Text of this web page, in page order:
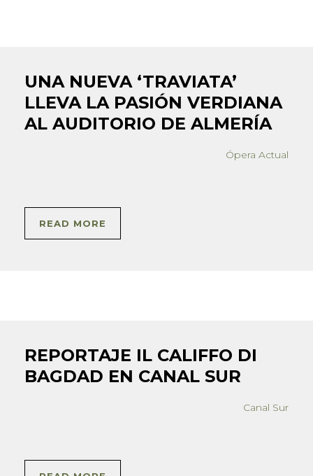
UNA NUEVA ‘TRAVIATA’
LLEVA LA PASIÓN VERDIANA
AL AUDITORIO DE ALMERÍA
Ópera Actual
READ MORE
REPORTAJE IL CALIFFO DI
BAGDAD EN CANAL SUR
Canal Sur